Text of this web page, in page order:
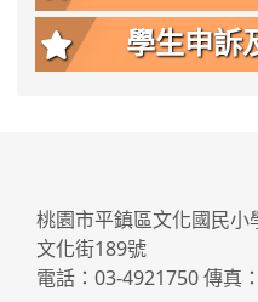
學生申訴
桃園市平鎮區文化國民小
文化街189號
電話：03-4921750 傳真